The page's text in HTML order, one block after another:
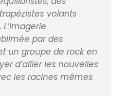
volants
mée par des
un groupe de rock en
d’allier les nouvelles
les racines mêmes